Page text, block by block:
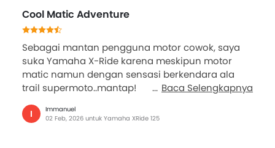
Cool Matic Adventure
Sebagai mantan pengguna motor cowok, saya
suka Yamaha X-Ride karena meskipun motor
matic namun dengan sensasi berkendara ala
trail supermoto..mantap!
Baca Selengkapnya
I
Immanuel
02 Feb, 2026 untuk Yamaha XRide 125